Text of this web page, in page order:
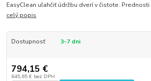
EasyClean uľahčiť údržbu dverí v čistote. Prednosti
celý popis
Dostupnosť 3-7 dni
794,15 €
645,65 € bez DPH